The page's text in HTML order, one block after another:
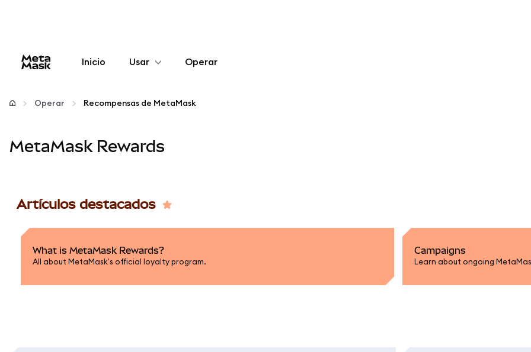
Inicio Usar
Configurar
Manténgase a salvo
Operar
Operar Recompensas de MetaMask
MetaMask Rewards
Artículos destacados
What is MetaMask Rewards?
All about MetaMask's official loyalty program.
Campaigns
Learn about ongoing